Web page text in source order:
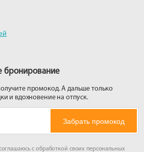
бронирование
промокод. А дальше только
и вдохновение на отпуск.
Забрать промокод
с обработкой своих персональных